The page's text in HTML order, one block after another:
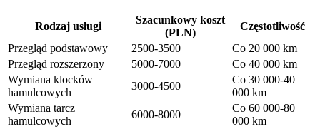
Rodzaj usługi
Szacunkowy koszt
(PLN)
Częstotliwość
Przegląd podstawowy
2500-3500
Co 20 000 km
Przegląd rozszerzony
5000-7000
Co 40 000 km
Wymiana klocków
hamulcowych
3000-4500
Co 30 000-40
000 km
Wymiana tarcz
hamulcowych
6000-8000
Co 60 000-80
000 km